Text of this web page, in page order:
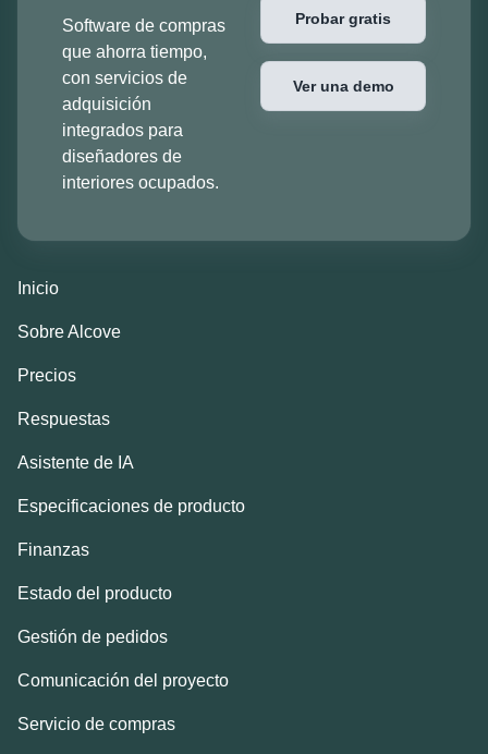
Software de compras
que ahorra tiempo,
con servicios de
adquisición
integrados para
diseñadores de
interiores ocupados.
Probar gratis
Ver una demo
Inicio
Sobre Alcove
Precios
Respuestas
Asistente de IA
Especificaciones de producto
Finanzas
Estado del producto
Gestión de pedidos
Comunicación del proyecto
Servicio de compras